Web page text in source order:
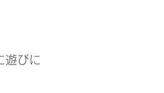
遊びに